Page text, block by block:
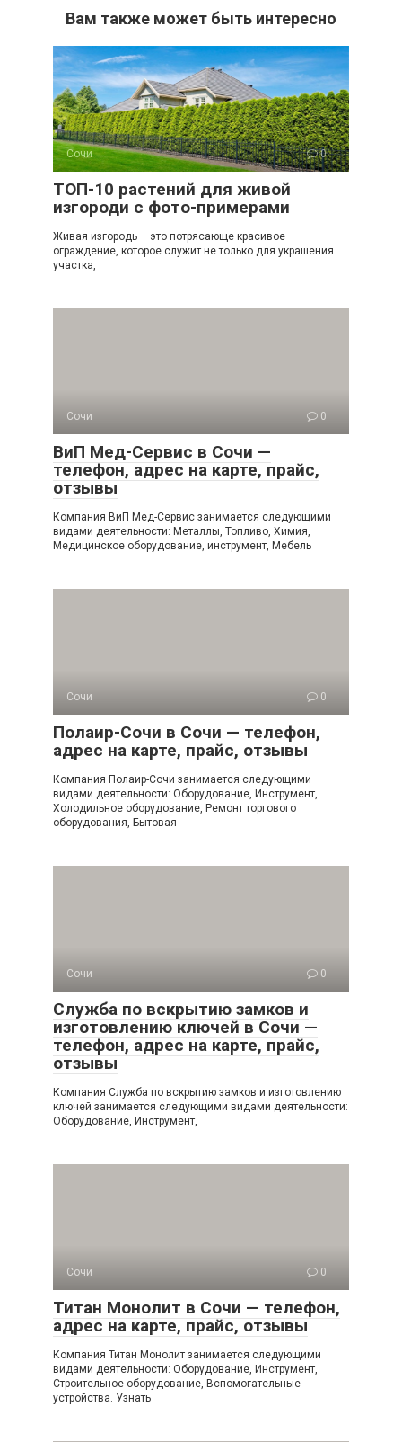
Вам также может быть интересно
Сочи 0
ТОП-10 растений для живой
изгороди с фото-примерами
Живая изгородь – это потрясающе красивое
ограждение, которое служит не только для украшения
участка,
Сочи 0
ВиП Мед-Сервис в Сочи —
телефон, адрес на карте, прайс,
отзывы
Компания ВиП Мед-Сервис занимается следующими
видами деятельности: Металлы, Топливо, Химия,
Медицинское оборудование, инструмент, Мебель
Сочи 0
Полаир-Сочи в Сочи — телефон,
адрес на карте, прайс, отзывы
Компания Полаир-Сочи занимается следующими
видами деятельности: Оборудование, Инструмент,
Холодильное оборудование, Ремонт торгового
оборудования, Бытовая
Сочи 0
Служба по вскрытию замков и
изготовлению ключей в Сочи —
телефон, адрес на карте, прайс,
отзывы
Компания Служба по вскрытию замков и изготовлению
ключей занимается следующими видами деятельности:
Оборудование, Инструмент,
Сочи 0
Титан Монолит в Сочи — телефон,
адрес на карте, прайс, отзывы
Компания Титан Монолит занимается следующими
видами деятельности: Оборудование, Инструмент,
Строительное оборудование, Вспомогательные
устройства. Узнать